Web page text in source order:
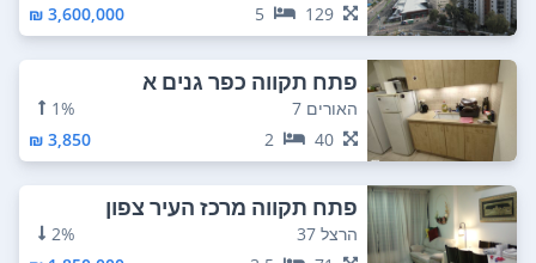
129
5
3,600,000 ₪
פתח תקווה כפר גנים א
האורים 7
1%
40
2
3,850 ₪
פתח תקווה מרכז העיר צפון
הרצל 37
2%